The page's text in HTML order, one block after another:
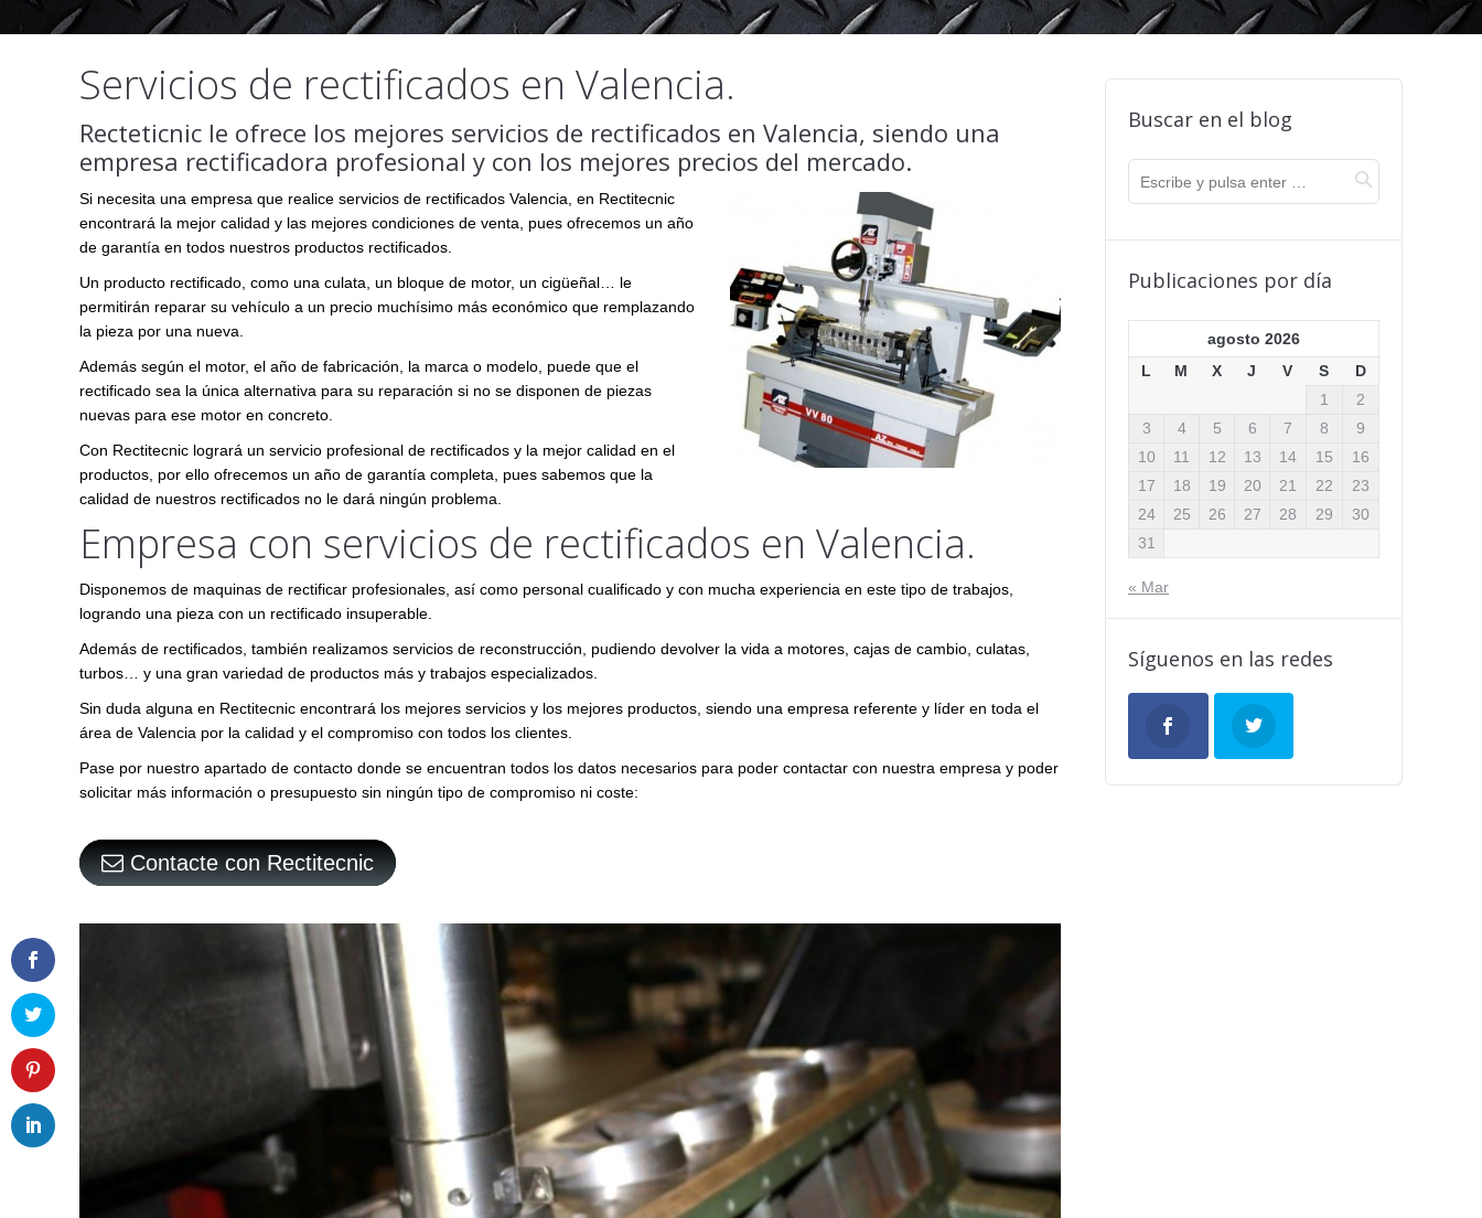
Servicios de rectificados en Valencia.
Recteticnic le ofrece los mejores servicios de rectificados en Valencia, siendo una
empresa rectificadora profesional y con los mejores precios del mercado.
Si necesita una empresa que realice servicios de rectificados Valencia, en Rectitecnic
encontrará la mejor calidad y las mejores condiciones de venta, pues ofrecemos un año
de garantía en todos nuestros productos rectificados.
Un producto rectificado, como una culata, un bloque de motor, un cigüeñal… le
permitirán reparar su vehículo a un precio muchísimo más económico que remplazando
la pieza por una nueva.
Además según el motor, el año de fabricación, la marca o modelo, puede que el
rectificado sea la única alternativa para su reparación si no se disponen de piezas
nuevas para ese motor en concreto.
Con Rectitecnic logrará un servicio profesional de rectificados y la mejor calidad en el
productos, por ello ofrecemos un año de garantía completa, pues sabemos que la
calidad de nuestros rectificados no le dará ningún problema.
Empresa con servicios de rectificados en Valencia.
Disponemos de maquinas de rectificar profesionales, así como personal cualificado y con mucha experiencia en este tipo de trabajos,
logrando una pieza con un rectificado insuperable.
Además de rectificados, también realizamos servicios de reconstrucción, pudiendo devolver la vida a motores, cajas de cambio, culatas,
turbos… y una gran variedad de productos más y trabajos especializados.
Sin duda alguna en Rectitecnic encontrará los mejores servicios y los mejores productos, siendo una empresa referente y líder en toda el
área de Valencia por la calidad y el compromiso con todos los clientes.
Pase por nuestro apartado de contacto donde se encuentran todos los datos necesarios para poder contactar con nuestra empresa y poder
solicitar más información o presupuesto sin ningún tipo de compromiso ni coste:
Contacte con Rectitecnic
Buscar en el blog
Publicaciones por día
agosto 2026
L
M X J V S
D
1
2
3
4 5 6 7 8
9
10
11 12 13 14 15
16
17
18 19 20 21 22
23
24
25 26 27 28 29
30
31
« Mar
Síguenos en las redes